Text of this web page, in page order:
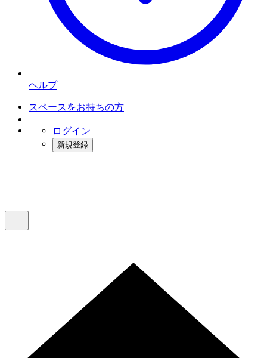
ヘルプ
スペースをお持ちの方
ログイン
新規登録